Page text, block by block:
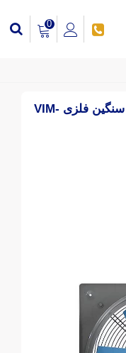
0
هواکش دمنده 70 سانتی صنعتی سنگین فلزی VIM-